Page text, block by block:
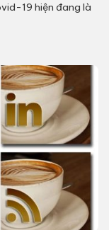
19 hiện đang là